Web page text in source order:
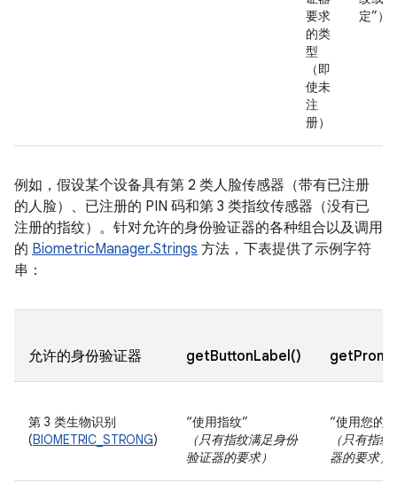
要求
的类
型
（即
使未
注
册）
定”）
例如，假设某个设备具有第 2 类人脸传感器（带有已注册
的人脸）、已注册的 PIN 码和第 3 类指纹传感器（没有已
注册的指纹）。 针对允许的身份验证器的各种组合以及调用
的 BiometricManager.Strings 方法，下表提供了示例字符
串：
允许的身份验证器 getButtonLabel()
第 3 类生物识别
(BIOMETRIC_STRONG)
“使用指纹”
（只有指纹满足身份
验证器的要求）
“使用您的
（只有指
器的要求）